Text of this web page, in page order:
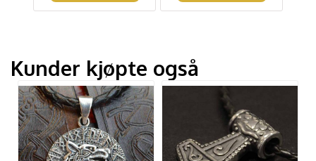
Kunder kjøpte også